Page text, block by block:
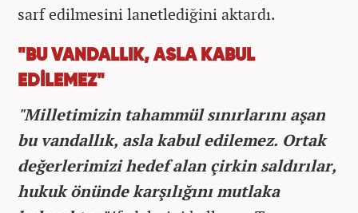
sarf edilmesini lanetlediğini aktardı.
"BU VANDALLIK, ASLA KABUL
EDİLEMEZ"
"Milletimizin tahammül sınırlarını aşan
bu vandallık, asla kabul edilemez. Ortak
değerlerimizi hedef alan çirkin saldırılar,
hukuk önünde karşılığını mutlaka